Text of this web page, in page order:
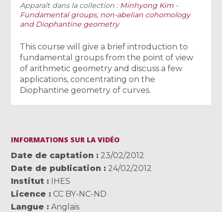
Apparaît dans la collection : Minhyong Kim -
Fundamental groups, non-abelian cohomology
and Diophantine geometry
This course will give a brief introduction to
fundamental groups from the point of view
of arithmetic geometry and discuss a few
applications, concentrating on the
Diophantine geometry of curves.
INFORMATIONS SUR LA VIDÉO
Date de captation
23/02/2012
Date de publication
24/02/2012
Institut
IHES
Licence
CC BY-NC-ND
Langue
Anglais